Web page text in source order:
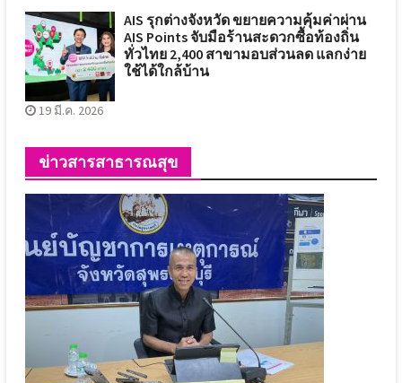
AIS รุกต่างจังหวัด ขยายความคุ้มค่าผ่าน
AIS Points จับมือร้านสะดวกซื้อท้องถิ่น
ทั่วไทย 2,400 สาขามอบส่วนลด แลกง่าย
ใช้ได้ใกล้บ้าน
19 มี.ค. 2026
ข่าวสารสาธารณสุข